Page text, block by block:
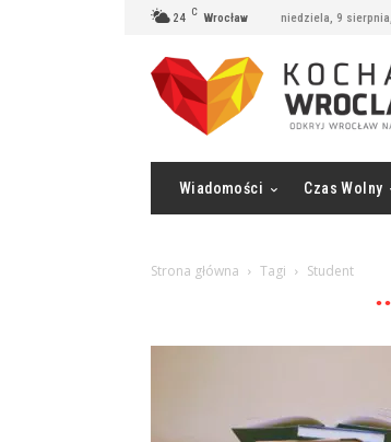
24 C Wrocław niedziela, 9
Wiadomości Czas Wolny
Strona główna Tagi Student